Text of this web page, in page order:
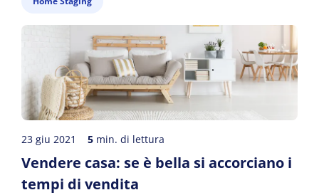
23 giu 2021 5 min. di lettura
Vendere casa: se è bella si accorciano i
tempi di vendita